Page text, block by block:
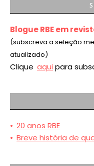
Blogue RBE em
(subscreva a seleção
atualizado)
Clique aqui para
• 20 anos RBE
• Breve história de